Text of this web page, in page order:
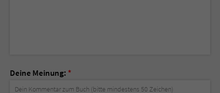
Deine Meinung: *